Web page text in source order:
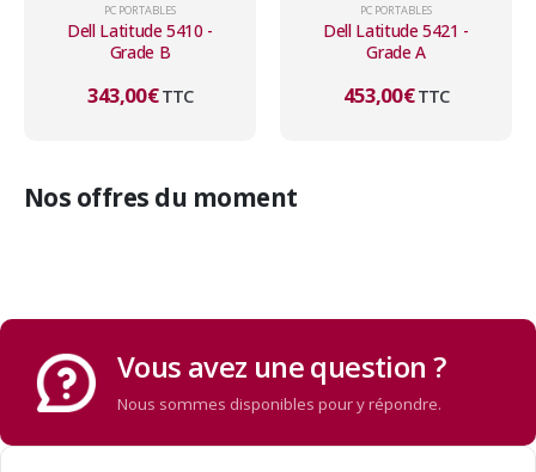
PC PORTABLES
Dell Latitude 5410 -
Grade B
343,00€ TTC
PC PORTABLES
Dell Latitude 5421 -
Grade A
453,00€ TTC
Nos offres du moment
Vous avez une question ?
Nous sommes disponibles pour y répondre.